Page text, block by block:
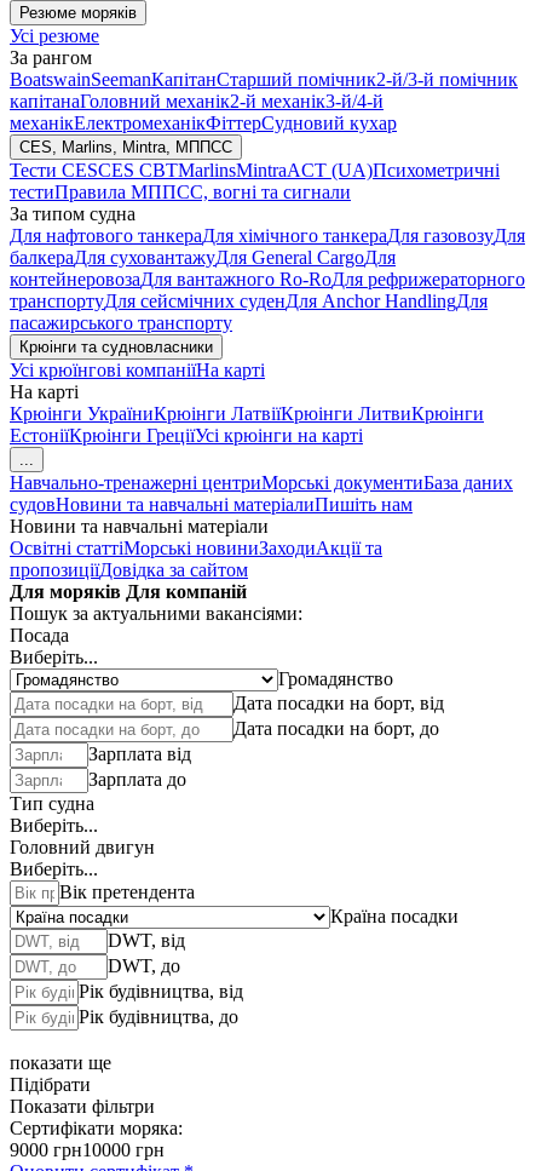
Резюме моряків
Усі резюме
За рангом
BoatswainSeemanКапітанСтарший помічник2-й/3-й помічник
капітанаГоловний механік2-й механік3-й/4-й
механікЕлектромеханікФіттерСудновий кухар
CES, Marlins, Mintra, МППСС
Тести CESCES CBTMarlinsMintraACT (UA)Психометричні
тестиПравила МППСС, вогні та сигнали
За типом судна
Для нафтового танкераДля хімічного танкераДля газовозуДля
балкераДля суховантажуДля General CargoДля
контейнеровозаДля вантажного Ro-RoДля рефрижераторного
транспортуДля сейсмічних суденДля Anchor HandlingДля
пасажирського транспорту
Крюінги та судновласники
Усі крюїнгові компаніїНа карті
На карті
Крюінги УкраїниКрюінги ЛатвіїКрюінги ЛитвиКрюінги
ЕстоніїКрюінги ГреціїУсі крюінги на карті
...
Навчально-тренажерні центриМорські документиБаза даних
судовНовини та навчальні матеріалиПишіть нам
Новини та навчальні матеріали
Освітні статтіМорські новиниЗаходиАкції та
пропозиціїДовідка за сайтом
Для моряків Для компаній
Пошук за актуальними вакансіями:
Посада
Виберіть...
Громадянство
Дата посадки на борт, від
Дата посадки на борт, до
Зарплата від
Зарплата до
Тип судна
Виберіть...
Головний двигун
Виберіть...
Вік претендента
Країна посадки
DWT, від
DWT, до
Рік будівництва, від
Рік будівництва, до
показати ще
Підібрати
Показати фільтри
Сертифікати моряка:
9000 грн10000 грн